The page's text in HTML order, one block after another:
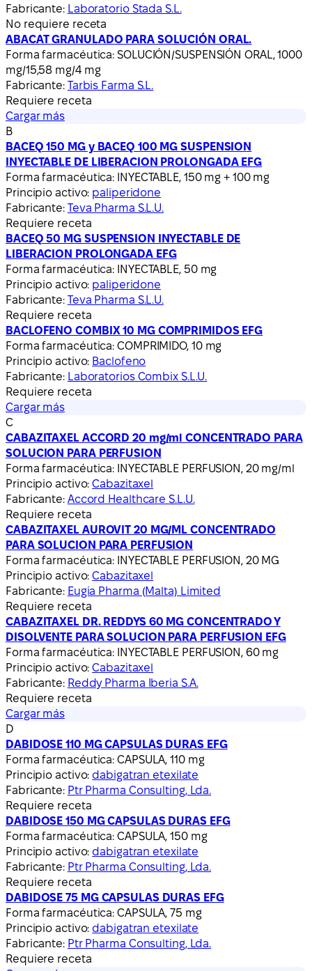
Fabricante: Laboratorio Stada S.L.
No requiere receta
ABACAT GRANULADO PARA SOLUCIÓN ORAL.
Forma farmacéutica: SOLUCIÓN/SUSPENSIÓN ORAL, 1000
mg/15,58 mg/4 mg
Fabricante: Tarbis Farma S.L.
Requiere receta
Cargar más
B
BACEQ 150 MG y BACEQ 100 MG SUSPENSION
INYECTABLE DE LIBERACION PROLONGADA EFG
Forma farmacéutica: INYECTABLE, 150 mg + 100 mg
Principio activo: paliperidone
Fabricante: Teva Pharma S.L.U.
Requiere receta
BACEQ 50 MG SUSPENSION INYECTABLE DE
LIBERACION PROLONGADA EFG
Forma farmacéutica: INYECTABLE, 50 mg
Principio activo: paliperidone
Fabricante: Teva Pharma S.L.U.
Requiere receta
BACLOFENO COMBIX 10 MG COMPRIMIDOS EFG
Forma farmacéutica: COMPRIMIDO, 10 mg
Principio activo: Baclofeno
Fabricante: Laboratorios Combix S.L.U.
Requiere receta
Cargar más
C
CABAZITAXEL ACCORD 20 mg/ml CONCENTRADO PARA
SOLUCION PARA PERFUSION
Forma farmacéutica: INYECTABLE PERFUSION, 20 mg/ml
Principio activo:Cabazitaxel
Fabricante: Accord Healthcare S.L.U.
Requiere receta
CABAZITAXEL AUROVIT 20 MG/ML CONCENTRADO
PARA SOLUCION PARA PERFUSION
Forma farmacéutica: INYECTABLE PERFUSION, 20 MG
Principio activo:Cabazitaxel
Fabricante: Eugia Pharma (Malta) Limited
Requiere receta
CABAZITAXEL DR. REDDYS 60 MG CONCENTRADO Y
DISOLVENTE PARA SOLUCION PARA PERFUSION EFG
Forma farmacéutica: INYECTABLE PERFUSION, 60 mg
Principio activo:Cabazitaxel
Fabricante: Reddy Pharma Iberia S.A.
Requiere receta
Cargar más
D
DABIDOSE 110 MG CAPSULAS DURAS EFG
Forma farmacéutica: CAPSULA, 110 mg
Principio activo: dabigatran etexilate
Fabricante: Ptr Pharma Consulting, Lda.
Requiere receta
DABIDOSE 150 MG CAPSULAS DURAS EFG
Forma farmacéutica: CAPSULA, 150 mg
Principio activo: dabigatran etexilate
Fabricante: Ptr Pharma Consulting, Lda.
Requiere receta
DABIDOSE 75 MG CAPSULAS DURAS EFG
Forma farmacéutica: CAPSULA, 75 mg
Principio activo: dabigatran etexilate
Fabricante: Ptr Pharma Consulting, Lda.
Requiere receta